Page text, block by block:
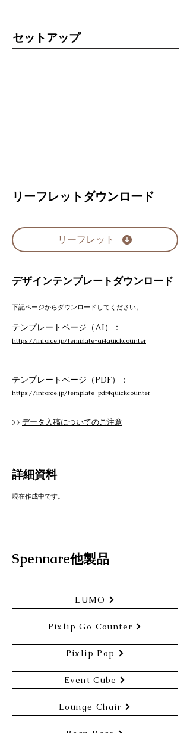
セットアップ
リーフレットダウンロード
リーフレット
デザインテンプレートダウンロード
下記ページからダウンロードしてください。
テンプレートページ（AI）：
https://inforce.jp/template-ai#quickcounter
テンプレートページ（PDF）：
https://inforce.jp/template-pdf#quickcounter
>> データ入稿についてのご注意
詳細資料
現在作成中です。
Spennare他製品
LUMO
Pixlip Go Counter
Pixlip Pop
Event Cube
Lounge Chair